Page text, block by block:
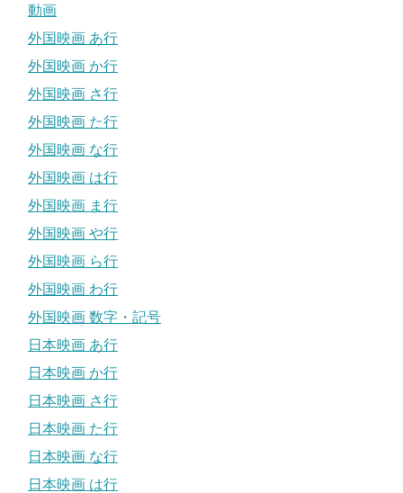
動画
外国映画 あ行
外国映画 か行
外国映画 さ行
外国映画 た行
外国映画 な行
外国映画 は行
外国映画 ま行
外国映画 や行
外国映画 ら行
外国映画 わ行
外国映画 数字・記号
日本映画 あ行
日本映画 か行
日本映画 さ行
日本映画 た行
日本映画 な行
日本映画 は行